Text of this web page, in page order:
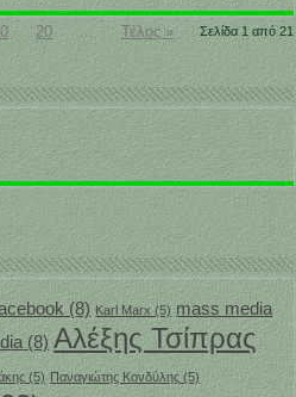
Σελίδα 1 από 21
20 ... Τέλος »
(8) Karl Marx (5) mass media
(8) Αλέξης Τσίπρας
(5) Παναγιώτης Κονδύλης (5)